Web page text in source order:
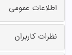
اطلاعات عمومی
نظرات کاربران